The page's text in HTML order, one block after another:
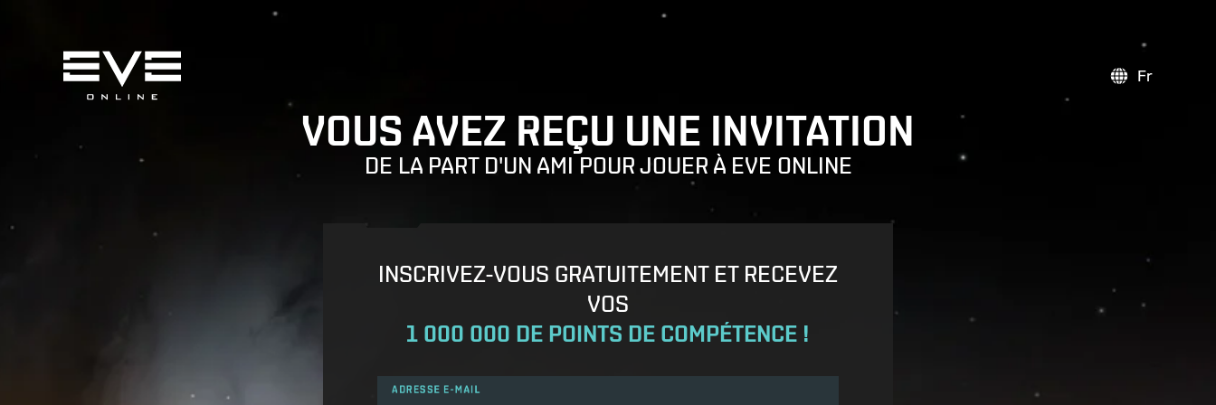
Fr
VOUS AVEZ REÇU UNE INVITATION
DE LA PART D'UN AMI POUR JOUER À EVE ONLINE
INSCRIVEZ-VOUS GRATUITEMENT ET RECEVEZ
VOS
1 000 000 DE POINTS DE COMPÉTENCE !
ADRESSE E-MAIL